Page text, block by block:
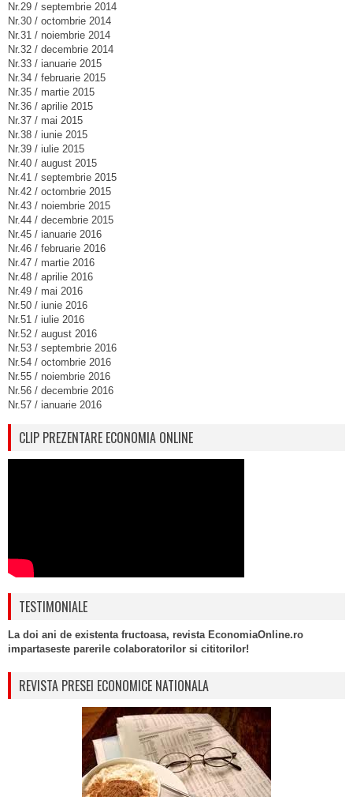
Nr.29 / septembrie 2014
Nr.30 / octombrie 2014
Nr.31 / noiembrie 2014
Nr.32 / decembrie 2014
Nr.33 / ianuarie 2015
Nr.34 / februarie 2015
Nr.35 / martie 2015
Nr.36 / aprilie 2015
Nr.37 / mai 2015
Nr.38 / iunie 2015
Nr.39 / iulie 2015
Nr.40 / august 2015
Nr.41 / septembrie 2015
Nr.42 / octombrie 2015
Nr.43 / noiembrie 2015
Nr.44 / decembrie 2015
Nr.45 / ianuarie 2016
Nr.46 / februarie 2016
Nr.47 / martie 2016
Nr.48 / aprilie 2016
Nr.49 / mai 2016
Nr.50 / iunie 2016
Nr.51 / iulie 2016
Nr.52 / august 2016
Nr.53 / septembrie 2016
Nr.54 / octombrie 2016
Nr.55 / noiembrie 2016
Nr.56 / decembrie 2016
Nr.57 / ianuarie 2016
CLIP PREZENTARE ECONOMIA ONLINE
TESTIMONIALE
La doi ani de existenta fructoasa, revista EconomiaOnline.ro
impartaseste parerile colaboratorilor si cititorilor!
REVISTA PRESEI ECONOMICE NATIONALA